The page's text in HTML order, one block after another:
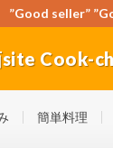
seller”
site Cook-ch
簡単料理